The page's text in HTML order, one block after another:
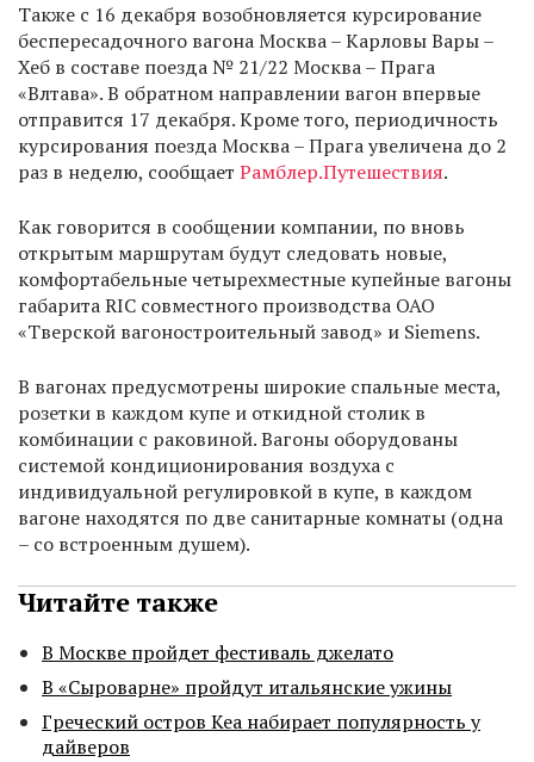
Также с 16 декабря возобновляется курсирование
беспересадочного вагона Москва – Карловы Вары –
Хеб в составе поезда № 21/22 Москва – Прага
«Влтава». В обратном направлении вагон впервые
отправится 17 декабря. Кроме того, периодичность
курсирования поезда Москва – Прага увеличена до 2
раз в неделю, сообщает Рамблер.Путешествия.
Как говорится в сообщении компании, по вновь
открытым маршрутам будут следовать новые,
комфортабельные четырехместные купейные вагоны
габарита RIC совместного производства ОАО
«Тверской вагоностроительный завод» и Siemens.
В вагонах предусмотрены широкие спальные места,
розетки в каждом купе и откидной столик в
комбинации с раковиной. Вагоны оборудованы
системой кондиционирования воздуха с
индивидуальной регулировкой в купе, в каждом
вагоне находятся по две санитарные комнаты (одна
– со встроенным душем).
Читайте также
В Москве пройдет фестиваль джелато
В «Сыроварне» пройдут итальянские ужины
Греческий остров Кеа набирает популярность у
дайверов